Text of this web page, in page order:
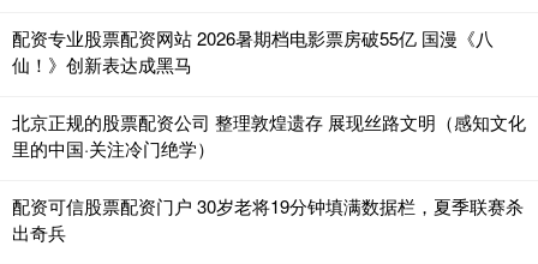
配资专业股票配资网站 2026暑期档电影票房破55亿 国漫《八
仙！》创新表达成黑马
北京正规的股票配资公司 整理敦煌遗存 展现丝路文明（感知文化
里的中国·关注冷门绝学）
配资可信股票配资门户 30岁老将19分钟填满数据栏，夏季联赛杀
出奇兵